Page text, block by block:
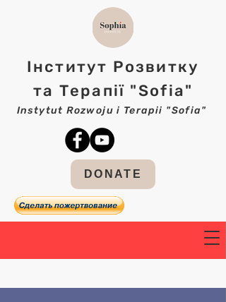
Інститут Розвитку
та Терапії "Sofia"
Instytut Rozwoju i Terapii "Sofia"
DONATE